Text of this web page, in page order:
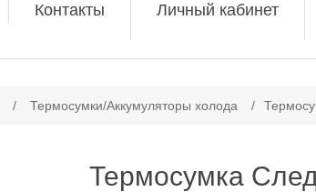
Контакты Личный кабинет
/ Термосумки/Аккумуляторы холода /
Термосумка